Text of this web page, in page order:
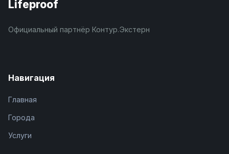
Lifeproof
Официальный партнёр Контур.Экстерн
Навигация
Главная
Города
Услуги